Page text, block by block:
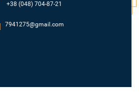
+38 (048) 704-87-21
7941275@gmail.com